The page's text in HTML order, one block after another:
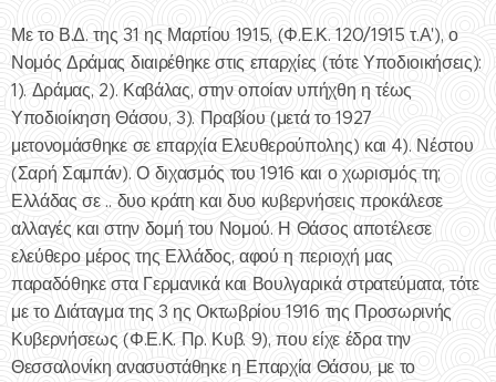
Με το Β.Δ. της 31 ης Μαρτίου 1915, (Φ.Ε.Κ. 120/1915 τ.Α'), ο
Νομός Δράμας διαιρέθηκε στις επαρχίες (τότε Υποδιοικήσεις):
1). Δράμας, 2). Καβάλας, στην οποίαν υπήχθη η τέως
Υποδιοίκηση Θάσου, 3). Πραβίου (μετά το 1927
μετονομάσθηκε σε επαρχία Ελευθερούπολης) και 4). Νέστου
(Σαρή Σαμπάν). Ο διχασμός του 1916 και ο χωρισμός τη;
Ελλάδας σε .. δυο κράτη και δυο κυβερνήσεις προκάλεσε
αλλαγές και στην δομή του Νομού. Η Θάσος αποτέλεσε
ελεύθερο μέρος της Ελλάδος, αφού η περιοχή μας
παραδόθηκε στα Γερμανικά και Βουλγαρικά στρατεύματα, τότε
με το Διάταγμα της 3 ης Οκτωβρίου 1916 της Προσωρινής
Κυβερνήσεως (Φ.Ε.Κ. Πρ. Κυβ. 9), που είχε έδρα την
Θεσσαλονίκη ανασυστάθηκε η Επαρχία Θάσου, με το